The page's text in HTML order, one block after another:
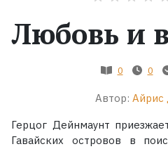
Жанры
Экранизации
Любовь и
0 0
Автор: Айрис
Герцог Дейнмаунт
Гавайских островов в